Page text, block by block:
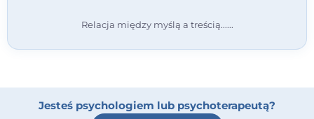
Relacja między myślą a treścią...
Jesteś psychologiem lub psychoterapeutą?